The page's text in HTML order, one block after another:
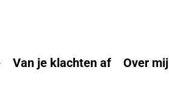
Van je klachten af Over mij